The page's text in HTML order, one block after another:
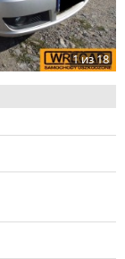
1 из 18